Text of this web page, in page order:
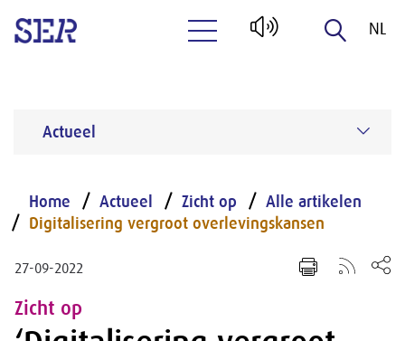
NL
Actueel
Home Actueel Zicht op
Alle artikelen
Digitalisering vergroot overlevingskansen
27-09-2022
Zicht op